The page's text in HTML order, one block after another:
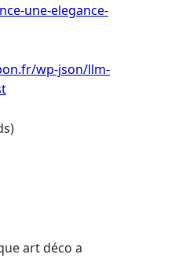
une-elegance-
wp-json/llm-
art déco a